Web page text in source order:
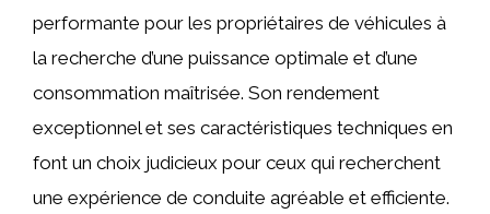
performante pour les propriétaires de véhicules à
la recherche d’une puissance optimale et d’une
consommation maîtrisée. Son rendement
exceptionnel et ses caractéristiques techniques en
font un choix judicieux pour ceux qui recherchent
une expérience de conduite agréable et efficiente.